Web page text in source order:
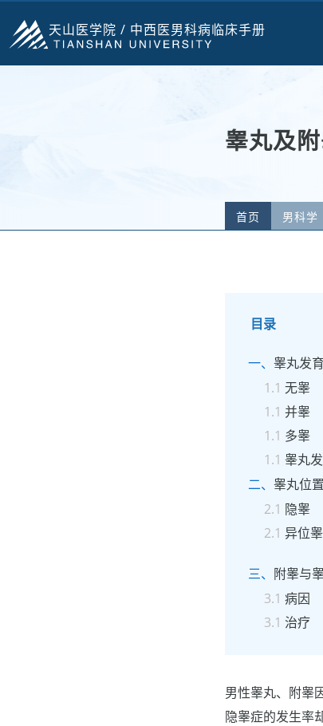
天山医学院 / 中西医男科病临床手册
睾丸及
首页 男科学
目录
睾丸发
无睾
并睾
多睾
睾丸
睾丸位
隐睾
异位
附睾与
病因
治疗
男性睾丸、附睾
隐睾症的发生率